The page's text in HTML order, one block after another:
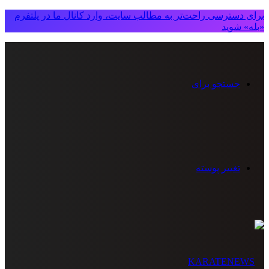
برای دسترسی راحت‌تر به مطالب سایت، وارد کانال ما در پلتفرم
«بله» شوید
جستجو برای
تغییر پوسته